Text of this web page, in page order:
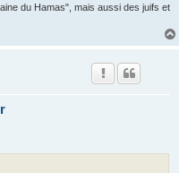
du Hamas", mais aussi des juifs et